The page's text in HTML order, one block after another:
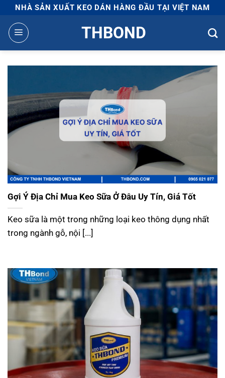
qua
nội
NHÀ SẢN XUẤT KEO DÁN HÀNG ĐẦU TẠI VIỆT NAM
THBOND
Gợi Ý Địa Chỉ Mua Keo Sữa Ở Đâu Uy Tín, Giá Tốt
Keo sữa là một trong những loại keo thông dụng nhất
trong ngành gỗ, nội [...]